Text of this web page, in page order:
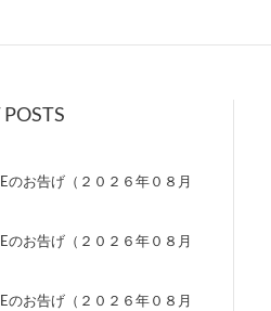
POSTS
のお告げ（２０２６年０８月
のお告げ（２０２６年０８月
のお告げ（２０２６年０８月